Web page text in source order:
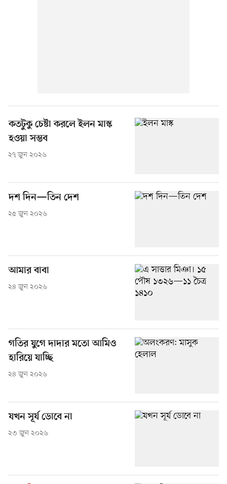
কতটুকু চেষ্টা করলে ইলন মাস্ক
হওয়া সম্ভব
২৭ জুন ২০২৬
দশ দিন—তিন দেশ
২৫ জুন ২০২৬
আমার বাবা
২৪ জুন ২০২৬
গতির যুগে দাদার মতো আমিও
হারিয়ে যাচ্ছি
২৪ জুন ২০২৬
যখন সূর্য ডোবে না
২৩ জুন ২০২৬